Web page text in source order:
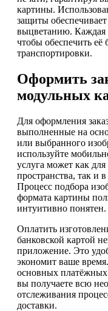
картины.
защиты
выцветанию. Каждая
чтобы обеспечить её
транспортировки.
Оформить
модульных
Для оформления
выполненные на
или выбранного
используйте
услуга может как
пространства, так и
Процесс подбора
формата картины
интуитивно понятен.
Оплатить
банковской картой
приложение. Это
экономит ваше
основных платёжных
вы получаете всю
отслеживания
доставки.